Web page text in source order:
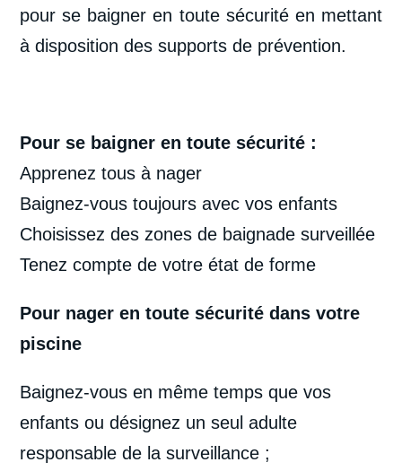
pour se baigner en toute sécurité en mettant
à disposition des supports de prévention.
Pour se baigner en toute sécurité :
Apprenez tous à nager
Baignez-vous toujours avec vos enfants
Choisissez des zones de baignade surveillée
Tenez compte de votre état de forme
Pour nager en toute sécurité dans votre
piscine
Baignez-vous en même temps que vos
enfants ou désignez un seul adulte
responsable de la surveillance ;